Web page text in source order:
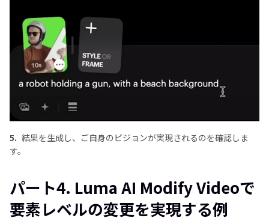
5. 結果を生成し、ご自身のビジョンが実現されるのを確認しま
す。
パート4. Luma AI Modify Videoで
要素レベルの変更を実現する例